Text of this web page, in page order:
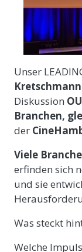
Unser
Kretschmann
Diskussion
Branchen,
der
Viele
erfinden sich
und sie
Was steckt
Welche